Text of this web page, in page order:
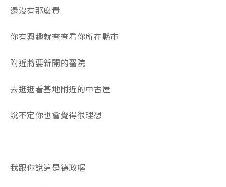
還沒有那麼貴
你有興趣就查查看你所在縣市
附近將要新開的醫院
去逛逛看基地附近的中古屋
說不定你也會覺得很理想
我跟你說這是德政喔